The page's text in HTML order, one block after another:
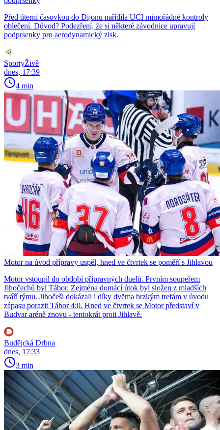
Před úterní časovkou do Dijonu nařídila UCI mimořádné kontroly
oblečení. Důvod? Podezření, že si některé závodnice upravují
podprsenky pro aerodynamický zisk.
SportyŽivě
dnes, 17:39
4 min
Motor na úvod přípravy uspěl, hned ve čtvrtek se poměří s Jihlavou
Motor vstoupil do období přípravných duelů. Prvním soupeřem
Jihočechů byl Tábor. Zejména domácí útok byl složen z mladších
tváří týmu. Jihočeši dokázali i díky dvěma brzkým trefám v úvodu
zápasu porazit Tábor 4:0. Hned ve čtvrtek se Motor představí v
Budvar aréně znovu - tentokrát proti Jihlavě.
Budějcká Drbna
dnes, 17:33
3 min